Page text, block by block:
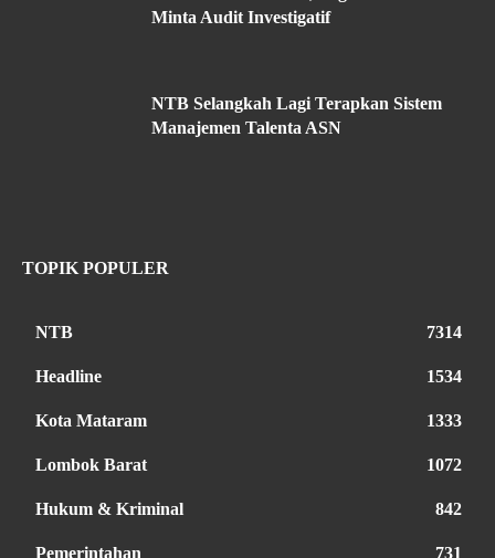
Minta Audit Investigatif
NTB Selangkah Lagi Terapkan Sistem
Manajemen Talenta ASN
TOPIK POPULER
NTB 7314
Headline 1534
Kota Mataram 1333
Lombok Barat 1072
Hukum & Kriminal 842
Pemerintahan 731